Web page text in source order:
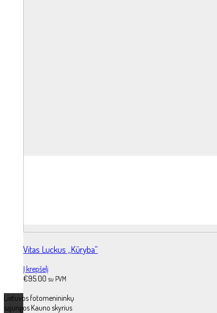
Vitas Luckus „Kūryba“
Į krepšelį
€95.00 su PVM
Lietuvos fotomenininkų
sąjungos Kauno skyrius